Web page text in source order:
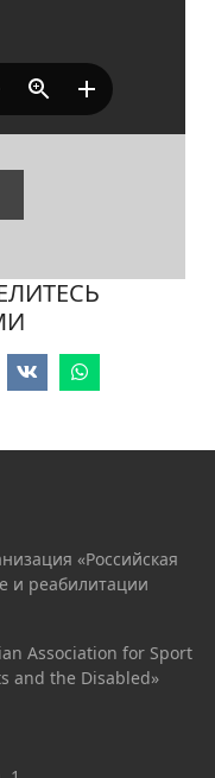
«Российская
и реабилитации
Association for Sport
and the Disabled»